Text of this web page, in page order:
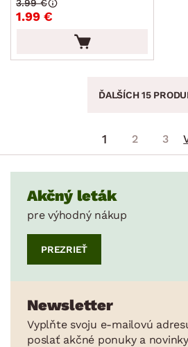
1.99 €
3.99 €
ĎALŠÍCH 15
1 2 3
Akčný leták
pre výhodný nákup
PREZRIEŤ
Newsletter
Vyplňte svoju e-mailovú
poslať akčné ponuky a